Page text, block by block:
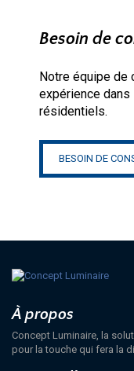
Besoin de
Notre équipe
expérience
résidentiels.
BESOIN DE
À propos
Concept Luminaire, la
pour la touche qui fera la